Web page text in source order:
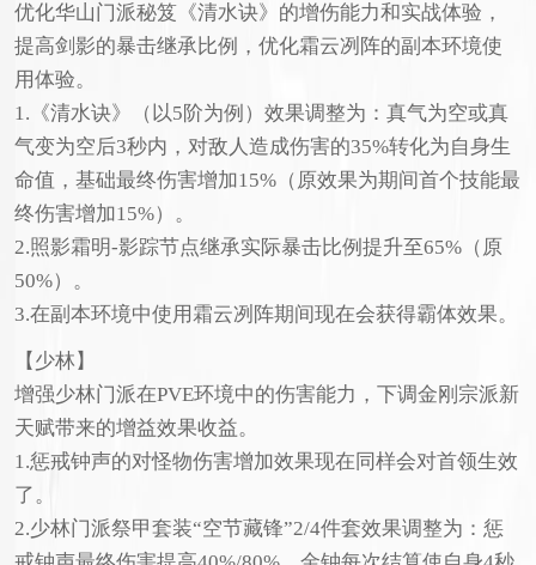
优化华山门派秘笈《清水诀》的增伤能力和实战体验，
提高剑影的暴击继承比例，优化霜云冽阵的副本环境使
用体验。
1.《清水诀》（以5阶为例）效果调整为：真气为空或真
气变为空后3秒内，对敌人造成伤害的35%转化为自身生
命值，基础最终伤害增加15%（原效果为期间首个技能最
终伤害增加15%）。
2.照影霜明-影踪节点继承实际暴击比例提升至65%（原
50%）。
3.在副本环境中使用霜云冽阵期间现在会获得霸体效果。
【少林】
增强少林门派在PVE环境中的伤害能力，下调金刚宗派新
天赋带来的增益效果收益。
1.惩戒钟声的对怪物伤害增加效果现在同样会对首领生效
了。
2.少林门派祭甲套装“空节藏锋”2/4件套效果调整为：惩